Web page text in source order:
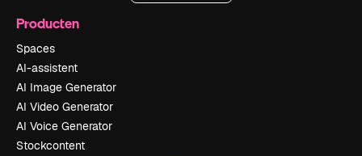
Producten
Spaces
AI-assistent
AI Image Generator
AI Video Generator
AI Voice Generator
Stockcontent